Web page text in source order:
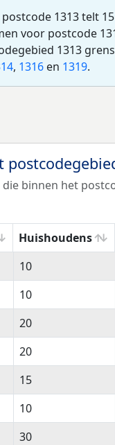
1313 telt
voor postcode
1313
, 1316 en 1319.
binnen het
Huishoudens
Huishoudens
10
10
20
20
15
10
30